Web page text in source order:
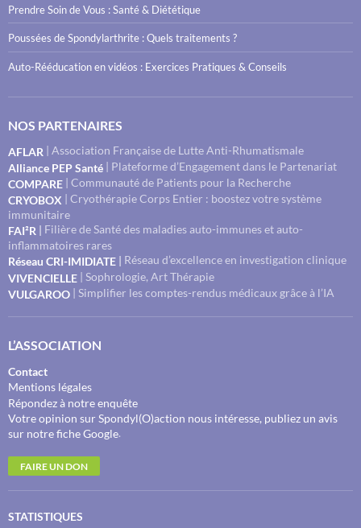
Prendre Soin de Vous : Santé & Diététique
Poussées de Spondylarthrite : Quels traitements ?
Auto-Rééducation en vidéos : Exercices Pratiques & Conseils
NOS PARTENAIRES
AFLAR | Association Française de Lutte Anti-Rhumatismale
Alliance PEP Santé | Plateforme d’Engagement dans le Partenariat
COMPARE | Communauté de Patients pour la Recherche
CRYOBOX | Cryothérapie Corps Entier : boostez votre système
immunitaire
FAI²R | Filière de Santé des maladies auto-immunes et auto-
inflammatoires rares
Réseau CRI-IMIDIATE | Réseau d’excellence en investigation clinique
VIVENCIELLE | Sophrologie, Art Thérapie
VULGAROO | Simplifier les comptes-rendus médicaux grâce à l’IA
L’ASSOCIATION
Contact
Mentions légales
Répondez à notre enquête
Votre opinion sur Spondyl(O)action nous intéresse, publiez un avis
sur notre fiche Google.
FAIRE UN DON
STATISTIQUES